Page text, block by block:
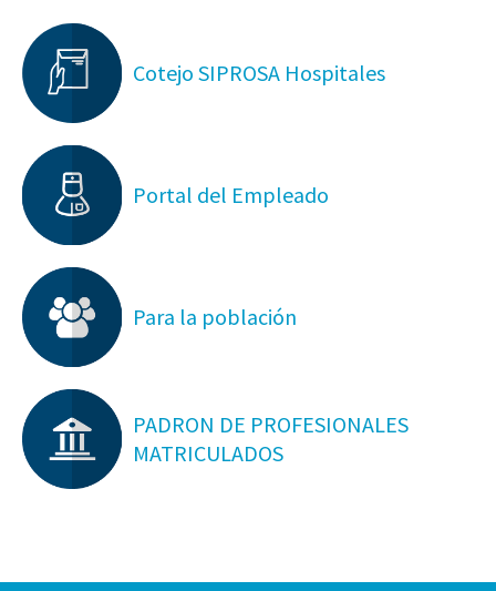
Cotejo SIPROSA Hospitales
Portal del Empleado
Para la población
PADRON DE PROFESIONALES
MATRICULADOS